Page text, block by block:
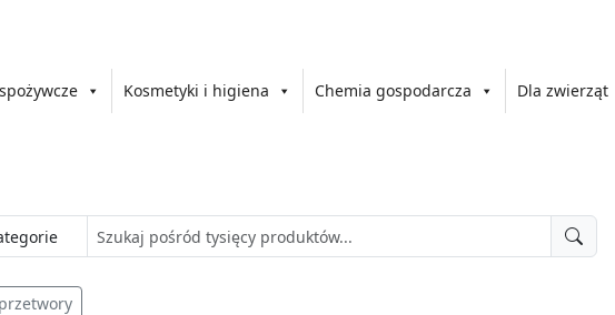
Kosmetyki i higiena Chemia gospodarcza Dla zwierząt